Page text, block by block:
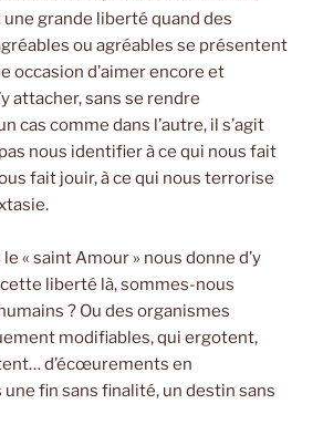
grande liberté quand des
ou agréables se présentent
occasion d’aimer encore et
attacher, sans se rendre
cas comme dans l’autre, il s’agit
nous identifier à ce qui nous fait
fait jouir, à ce qui nous terrorise
« saint Amour » nous donne d’y
liberté là, sommes-nous
? Ou des organismes
modifiables, qui ergotent,
d’écœurements en
fin sans finalité, un destin sans